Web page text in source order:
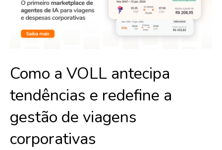
Como a VOLL antecipa
tendências e redefine a
gestão de viagens
corporativas